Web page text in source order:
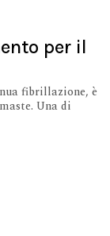
per il
fibrillazione, è
Una di